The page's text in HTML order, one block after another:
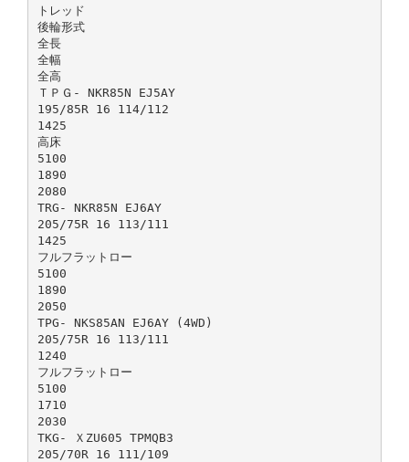
トレッド
後輪形式
全長
全幅
全高
ＴＰＧ- NKR85N EJ5AY
195/85R 16 114/112
1425
高床
5100
1890
2080
TRG- NKR85N EJ6AY
205/75R 16 113/111
1425
フルフラットロー
5100
1890
2050
TPG- NKS85AN EJ6AY (4WD)
205/75R 16 113/111
1240
フルフラットロー
5100
1710
2030
TKG- ＸZU605 TPMQB3
205/70R 16 111/109